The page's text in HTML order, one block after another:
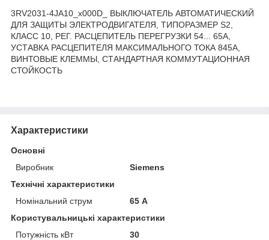
3RV2031-4JA10_x000D_ ВЫКЛЮЧАТЕЛЬ АВТОМАТИЧЕСКИЙ
ДЛЯ ЗАЩИТЫ ЭЛЕКТРОДВИГАТЕЛЯ, ТИПОРАЗМЕР S2,
КЛАСС 10, РЕГ. РАСЦЕПИТЕЛЬ ПЕРЕГРУЗКИ 54... 65A,
УСТАВКА РАСЦЕПИТЕЛЯ МАКСИМАЛЬНОГО ТОКА 845A,
ВИНТОВЫЕ КЛЕММЫ, СТАНДАРТНАЯ КОММУТАЦИОННАЯ
СТОЙКОСТЬ
Характеристики
Основні
Виробник
Siemens
Технічні характеристики
Номінальний струм
65 А
Користувальницькі характеристики
Потужність кВт
30